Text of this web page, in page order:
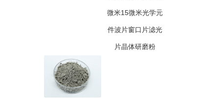
微米15微米光学元
件波片窗口片滤光
片晶体研磨粉